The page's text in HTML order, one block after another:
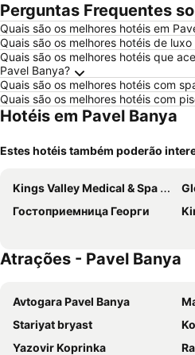
Perguntas Frequentes
Quais são os melhores hotéis em
Quais são os melhores hotéis de
Quais são os melhores hotéis que
Pavel Banya?
Quais são os melhores hotéis com
Quais são os melhores hotéis com
Hotéis em Pavel Banya
Estes hotéis também poderão
Kings Valley Medical & Spa Hotel
Гостоприемница Георги
Atrações - Pavel Banya
Avtogara Pavel Banya
Stariyat bryast
Yazovir Koprinka